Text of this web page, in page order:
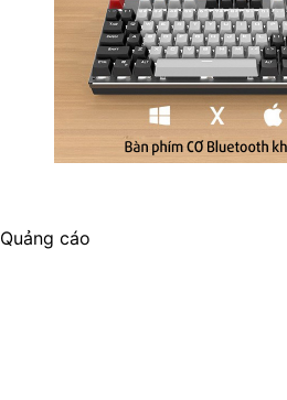
Quảng cáo